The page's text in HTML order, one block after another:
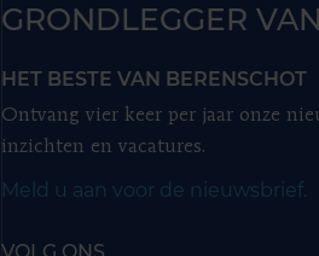
GRONDLEGGER
HET BESTE VAN BERENSCHOT
Ontvang vier keer per jaar onze
inzichten en vacatures.
Meld u aan voor de nieuwsbrief.